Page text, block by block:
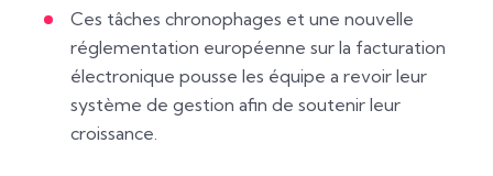
Ces tâches chronophages et une nouvelle
réglementation européenne sur la facturation
électronique pousse les équipe a revoir leur
système de gestion afin de soutenir leur
croissance.